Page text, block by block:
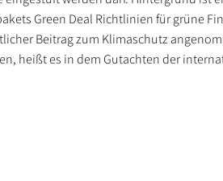
Green Deal Richtlinien für grüne
Beitrag zum Klimaschutz
heißt es in dem Gutachten der